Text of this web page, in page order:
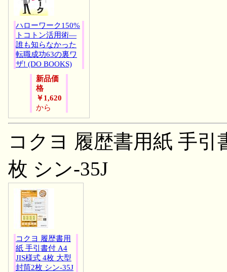
ハローワーク150%
トコトン活用術―
誰も知らなかった
転職成功63の裏ワ
ザ! (DO BOOKS)
新品価
格
￥1,620
から
コクヨ 履歴書用紙 手引
枚 シン-35J
コクヨ 履歴書用
紙 手引書付 A4
JIS様式 4枚 大型
封筒2枚 シン-35J